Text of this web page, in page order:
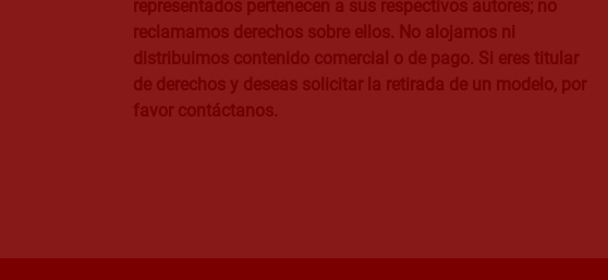
representados pertenecen a sus respectivos autores; no
reclamamos derechos sobre ellos. No alojamos ni
distribuimos contenido comercial o de pago. Si eres titular
de derechos y deseas solicitar la retirada de un modelo, por
favor contáctanos.